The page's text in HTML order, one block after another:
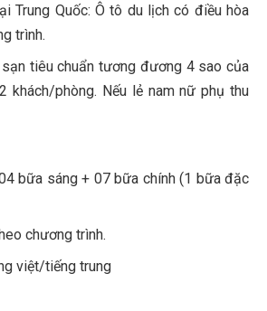
Trung Quốc: Ô tô du lịch có điều hòa
trình.
tiêu chuẩn tương đương 4 sao của
khách/phòng. Nếu lẻ nam nữ phụ thu
bữa sáng + 07 bữa chính (1 bữa đặc
chương trình.
việt/tiếng trung